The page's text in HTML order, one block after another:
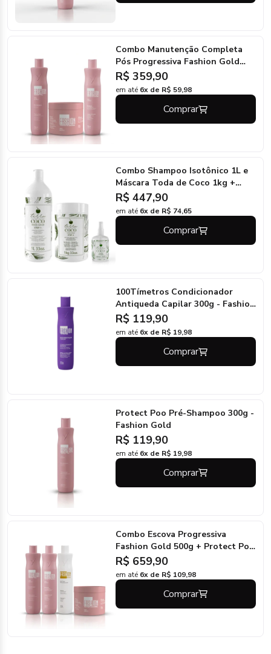
Combo Manutenção Completa
Pós Progressiva Fashion Gold
500ml/500g
R$ 359,90
em até 6x de R$ 59,98
Comprar
Combo Shampoo Isotônico 1L e
Máscara Toda de Coco 1kg +
Elixir de Coco 60ml - Terra Coco
R$ 447,90
em até 6x de R$ 74,65
Comprar
100Tímetros Condicionador
Antiqueda Capilar 300g - Fashion
Gold
R$ 119,90
em até 6x de R$ 19,98
Comprar
Protect Poo Pré-Shampoo 300g -
Fashion Gold
R$ 119,90
em até 6x de R$ 19,98
Comprar
Combo Escova Progressiva
Fashion Gold 500g + Protect Poo
500g
R$ 659,90
em até 6x de R$ 109,98
Comprar